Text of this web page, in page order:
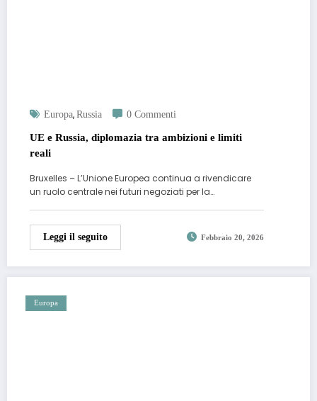
Europa, Russia 0 Commenti
UE e Russia, diplomazia tra ambizioni e limiti
reali
Bruxelles – L’Unione Europea continua a rivendicare
un ruolo centrale nei futuri negoziati per la…
Leggi il seguito Febbraio 20, 2026
Europa